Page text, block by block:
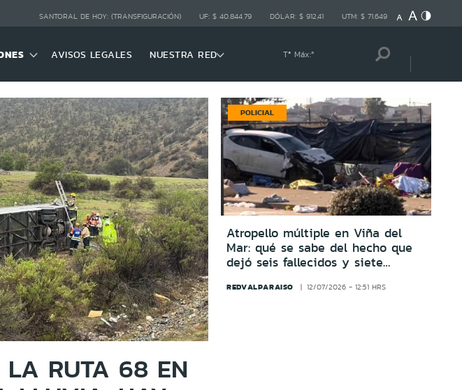
SANTORAL DE HOY: (TRANSFIGURACIÓN) UF: $ 40.844,79 DÓLAR: $ 912,41 UTM: $ 71.649
AVISOS LEGALES NUESTRA RED Tª Máx:º
LA RUTA 68 EN
POLICIAL
Atropello múltiple en Viña del
Mar: qué se sabe del hecho que
dejó seis fallecidos y siete
REDVALPARAISO 12/07/2026 - 12:51 HRS